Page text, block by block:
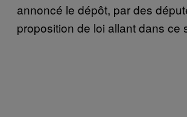
annoncé le dépôt, par des
proposition de loi allant dans ce